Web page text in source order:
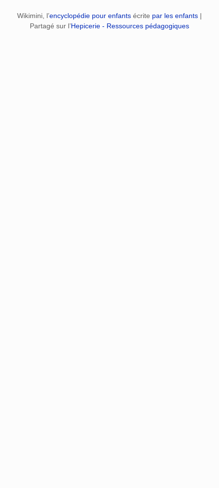
Wikimini, l’encyclopédie pour enfants écrite par les enfants |
Partagé sur l’Hepicerie - Ressources pédagogiques